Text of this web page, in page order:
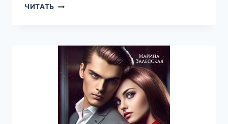
ЧИТАТЬ ИЗМЕНА.
НЕ
НАЙДЕШЬ
—
МАРИНА
ЗАЛЕССКАЯ